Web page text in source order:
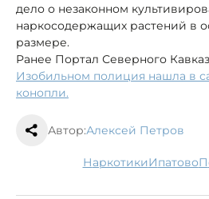
дело о незаконном
наркосодержащих растений в
размере.
Ранее Портал Северного
Изобильном полиция нашла в
конопли.
Автор:Алексей Петров
наркотики Ипатово